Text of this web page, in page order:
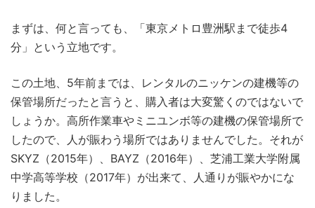
まずは、何と言っても、「東京メトロ豊洲駅まで徒歩4
分」という立地です。
この土地、5年前までは、レンタルのニッケンの建機等の
保管場所だったと言うと、購入者は大変驚くのではないで
しょうか。高所作業車やミニユンボ等の建機の保管場所で
したので、人が賑わう場所ではありませんでした。それが
SKYZ（2015年）、BAYZ（2016年）、芝浦工業大学附属
中学高等学校（2017年）が出来て、人通りが賑やかにな
りました。